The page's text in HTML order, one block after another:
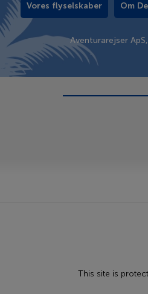
Vores flyselskaber Om
Aventurarejser
This site is